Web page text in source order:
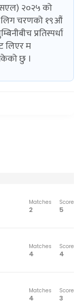
२०२५ को
चरणको १९औं
प्रतिस्पर्धा
लिएर म
छु ।
Matches
2
Score
5
Matches
4
Score
4
Matches
4
Score
3